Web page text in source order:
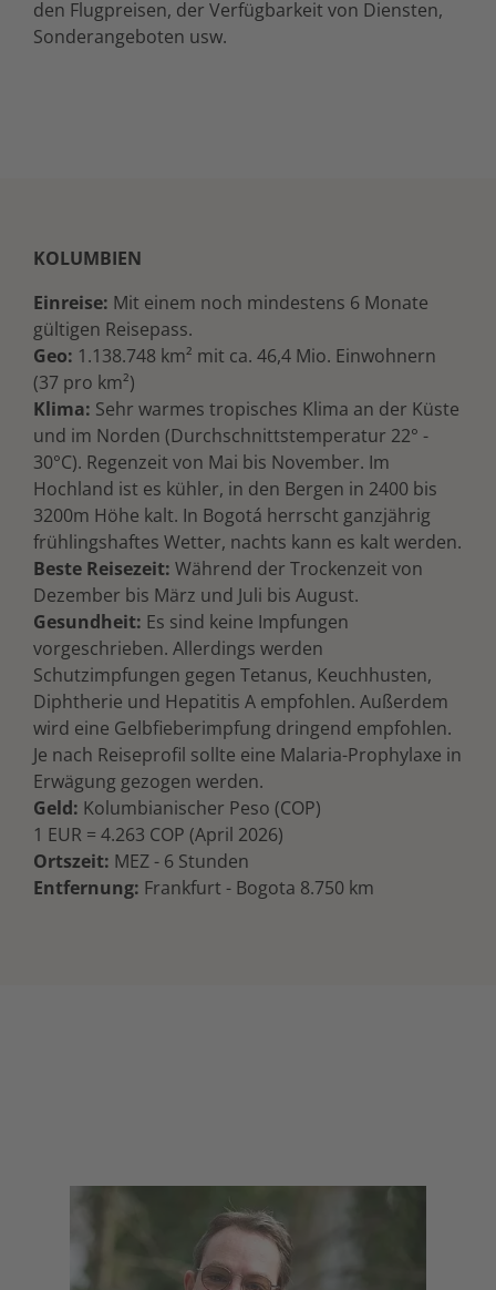
den Flugpreisen, der Verfügbarkeit von Diensten,
Sonderangeboten usw.
KOLUMBIEN
Einreise: Mit einem noch mindestens 6 Monate
gültigen Reisepass.
Geo: 1.138.748 km² mit ca. 46,4 Mio. Einwohnern
(37 pro km²)
Klima: Sehr warmes tropisches Klima an der Küste
und im Norden (Durchschnittstemperatur 22° -
30°C). Regenzeit von Mai bis November. Im
Hochland ist es kühler, in den Bergen in 2400 bis
3200m Höhe kalt. In Bogotá herrscht ganzjährig
frühlingshaftes Wetter, nachts kann es kalt werden.
Beste Reisezeit: Während der Trockenzeit von
Dezember bis März und Juli bis August.
Gesundheit: Es sind keine Impfungen
vorgeschrieben. Allerdings werden
Schutzimpfungen gegen Tetanus, Keuchhusten,
Diphtherie und Hepatitis A empfohlen. Außerdem
wird eine Gelbfieberimpfung dringend empfohlen.
Je nach Reiseprofil sollte eine Malaria-Prophylaxe in
Erwägung gezogen werden.
Geld: Kolumbianischer Peso (COP)
1 EUR = 4.263 COP (April 2026)
Ortszeit: MEZ - 6 Stunden
Entfernung: Frankfurt - Bogota 8.750 km